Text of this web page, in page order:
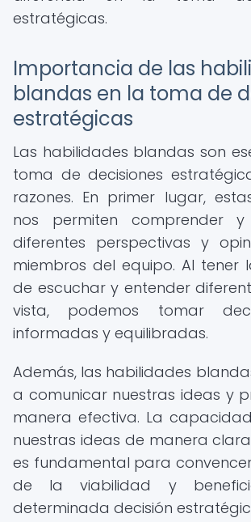
estratégicas.
Importancia de las
blandas en la toma de
estratégicas
Las habilidades blandas son
toma de decisiones
razones. En primer lugar,
nos permiten comprender
diferentes perspectivas y
miembros del equipo. Al tener
de escuchar y entender
vista, podemos tomar
informadas y equilibradas.
Además, las habilidades
a comunicar nuestras ideas y
manera efectiva. La
nuestras ideas de manera
es fundamental para
de la viabilidad y
determinada decisión